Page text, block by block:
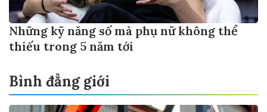
Những kỹ năng số mà phụ nữ không thể
thiếu trong 5 năm tới
Bình đẳng giới